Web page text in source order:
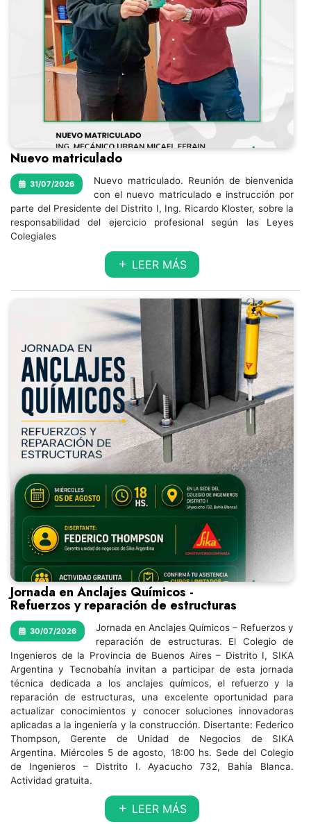
Nuevo matriculado
31/07/2026
Nuevo matriculado. Reunión de bienvenida
con el nuevo matriculado e instrucción por
parte del Presidente del Distrito I, Ing. Ricardo Kloster, sobre la
responsabilidad del ejercicio profesional según las Leyes
Colegiales
LEER MÁS
Jornada en Anclajes Químicos -
Refuerzos y reparación de estructuras
30/07/2026
Jornada en Anclajes Químicos – Refuerzos y
reparación de estructuras. El Colegio de
Ingenieros de la Provincia de Buenos Aires – Distrito I, SIKA
Argentina y Tecnobahía invitan a participar de esta jornada
técnica dedicada a los anclajes químicos, el refuerzo y la
reparación de estructuras, una excelente oportunidad para
actualizar conocimientos y conocer soluciones innovadoras
aplicadas a la ingeniería y la construcción. Disertante: Federico
Thompson, Gerente de Unidad de Negocios de SIKA
Argentina. Miércoles 5 de agosto, 18:00 hs. Sede del Colegio
de Ingenieros – Distrito I. Ayacucho 732, Bahía Blanca.
Actividad gratuita.
LEER MÁS